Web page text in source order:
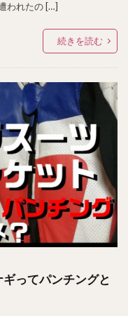
われたの […]
続きを読む
ってパンチングと